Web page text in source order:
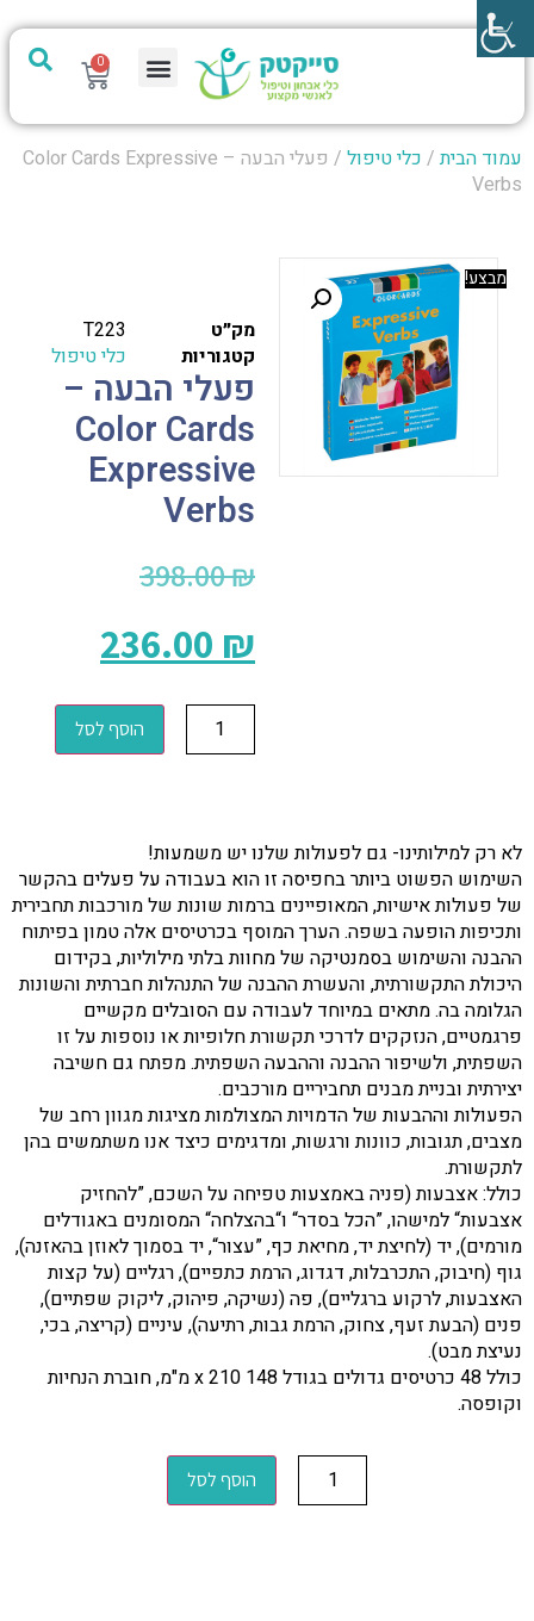
0
עמוד הבית/ כלי טיפול
/ פעלי הבעה – Color Cards Expressive
Verbs
מק״ט
T223
קטגוריות
כלי טיפול
פעלי הבעה –
Color Cards
Expressive
Verbs
398.00₪
236.00 ₪
הוסף לסל
מבצע!
לא רק למילותינו- גם לפעולות שלנו יש משמעות!
השימוש הפשוט ביותר בחפיסה זו הוא בעבודה על פעלים בהקשר
של פעולות אישיות, המאופיינים ברמות שונות של מורכבות תחבירית
ותכיפות הופעה בשפה. הערך המוסף בכרטיסים אלה טמון בפיתוח
ההבנה והשימוש בסמנטיקה של מחוות בלתי מילוליות, בקידום
היכולת התקשורתית, והעשרת ההבנה של התנהלות חברתית והשונות
הגלומה בה. מתאים במיוחד לעבודה עם הסובלים מקשיים
פרגמטיים, הנזקקים לדרכי תקשורת חלופיות או נוספות על זו
השפתית, ולשיפור ההבנה וההבעה השפתית. מפתח גם חשיבה
יצירתית ובניית מבנים תחביריים מורכבים.
הפעולות וההבעות של הדמויות המצולמות מציגות מגוון רחב של
מצבים, תגובות, כוונות ורגשות, ומדגימים כיצד אנו משתמשים בהן
לתקשורת.
כולל: אצבעות (פניה באמצעות טפיחה על השכם, ”להחזיק
אצבעות“ למישהו, ”הכל בסדר“ ו“בהצלחה“ המסומנים באגודלים
מורמים), יד (לחיצת יד, מחיאת כף, ”עצור“, יד בסמוך לאוזן בהאזנה),
גוף (חיבוק, התכרבלות, דגדוג, הרמת כתפיים), רגליים (על קצות
האצבעות, לרקוע ברגליים), פה (נשיקה, פיהוק, ליקוק שפתיים),
פנים (הבעת זעף, צחוק, הרמת גבות, רתיעה), עיניים (קריצה, בכי,
נעיצת מבט).
כולל 48 כרטיסים גדולים בגודל 148 x 210 מ"מ, חוברת הנחיות
וקופסה.
הוסף לסל